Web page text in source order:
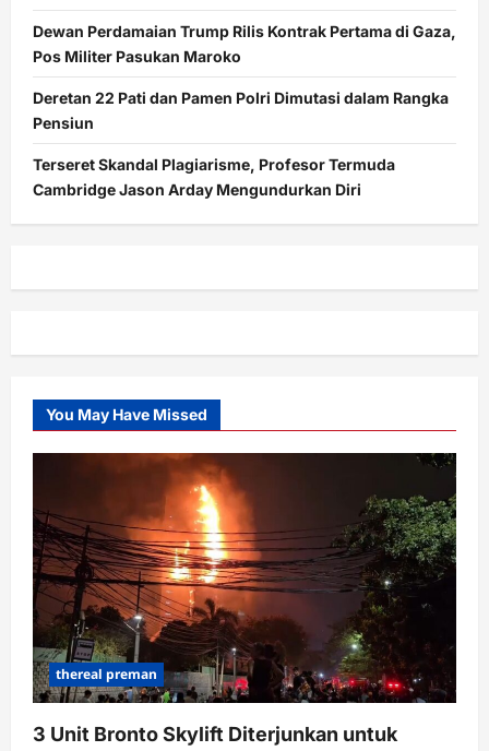
Dewan Perdamaian Trump Rilis Kontrak Pertama di Gaza,
Pos Militer Pasukan Maroko
Deretan 22 Pati dan Pamen Polri Dimutasi dalam Rangka
Pensiun
Terseret Skandal Plagiarisme, Profesor Termuda
Cambridge Jason Arday Mengundurkan Diri
You May Have Missed
thereal preman
3 Unit Bronto Skylift Diterjunkan untuk